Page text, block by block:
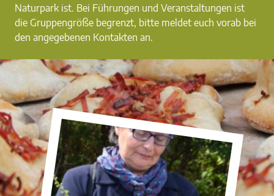
Naturpark ist. Bei Führungen und Veranstaltungen ist
die Gruppengröße begrenzt, bitte meldet euch vorab bei
den angegebenen Kontakten an.